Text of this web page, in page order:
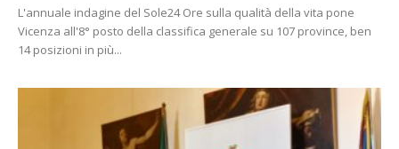
L'annuale indagine del Sole24 Ore sulla qualità della vita pone
Vicenza all'8° posto della classifica generale su 107 province, ben
14 posizioni in più...